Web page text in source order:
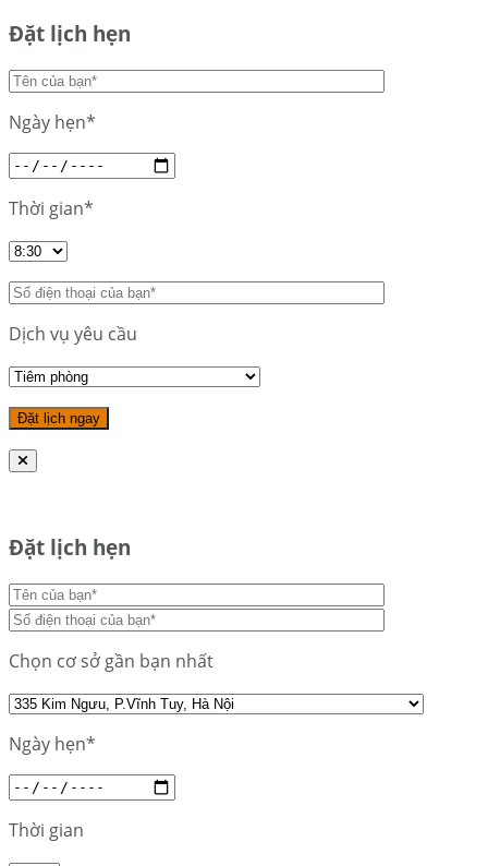
Đặt lịch hẹn
Ngày hẹn*
Thời gian*
Dịch vụ yêu cầu
Đặt lịch hẹn
Chọn cơ sở gần bạn nhất
Ngày hẹn*
Thời gian